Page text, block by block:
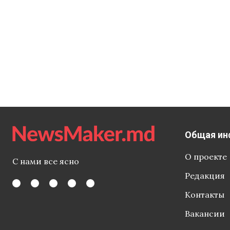
С нами все ясно
Общая
О проекте
Редакция
Контакты
Вакансии